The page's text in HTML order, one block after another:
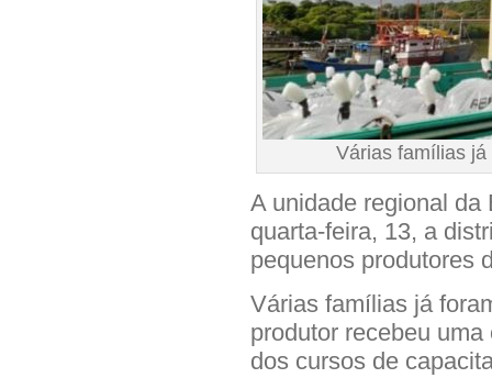
Várias famílias
A unidade regional
quarta-feira, 13, a
pequenos produtores
Várias famílias já
produtor recebeu
dos cursos de